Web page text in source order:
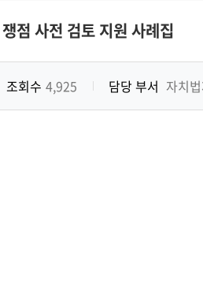
점 사전 검토 지원 사례집
조회수 4,925 담당 부서 자치